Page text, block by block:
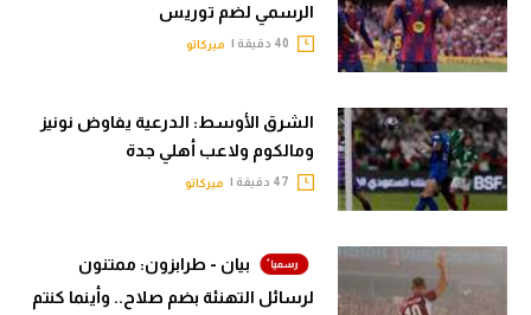
الرسمي لضم توريس
ميركاتو
الشرق الأوسط: الدرعية يفاوض نونيز
ومالكوم ولاعب أهلي جدة
ميركاتو
بيان - طرابزون: ممتنون
لرسائل التهنئة بضم صلاح.. وأينما كنتم